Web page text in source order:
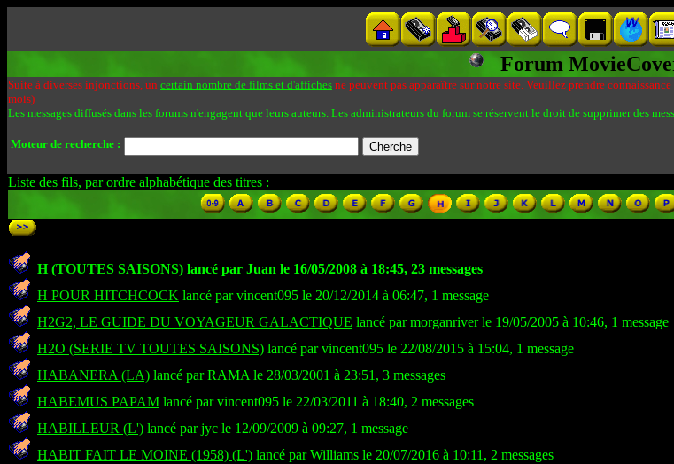
Forum
Suite à diverses injonctions, un certain nombre de films et d'affiches ne peuvent pas apparaître sur notre site. Veuillez prendre
mois)
Les messages diffusés dans les forums n'engagent que leurs auteurs. Les administrateurs du forum se réservent le droit de supprimer des
Moteur de recherche :
Liste des fils, par ordre alphabétique des titres :
H (TOUTES SAISONS) lancé par Juan le 16/05/2008 à 18:45, 23 messages
H POUR HITCHCOCK lancé par vincent095 le 20/12/2014 à 06:47, 1 message
H2G2, LE GUIDE DU VOYAGEUR GALACTIQUE lancé par morganriver le 19/05/2005 à 10:46, 1 message
H2O (SERIE TV TOUTES SAISONS) lancé par vincent095 le 22/08/2015 à 15:04, 1 message
HABANERA (LA) lancé par RAMA le 28/03/2001 à 23:51, 3 messages
HABEMUS PAPAM lancé par vincent095 le 22/03/2011 à 18:40, 2 messages
HABILLEUR (L') lancé par jyc le 12/09/2009 à 09:27, 1 message
HABIT FAIT LE MOINE (1958) (L') lancé par Williams le 20/07/2016 à 10:11, 2 messages